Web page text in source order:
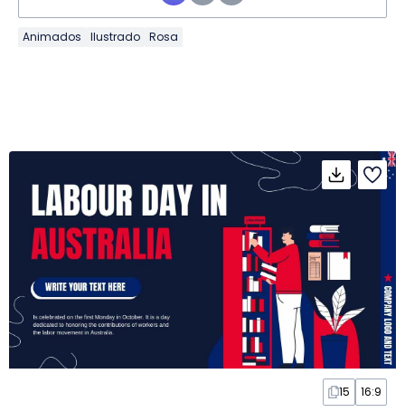
Animados Ilustrado Rosa
15 16:9